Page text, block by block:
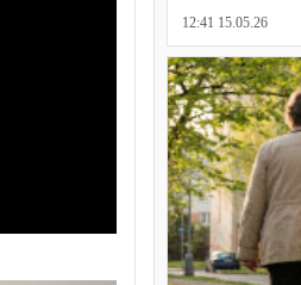
12:41 15.05.26